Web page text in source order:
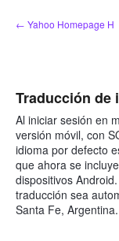
Skip
to
← Yahoo Homepage H
Traducción de
Al iniciar sesión en
versión móvil, con
idioma por defecto
que ahora se
dispositivos
traducción sea
Santa Fe, Argentina.